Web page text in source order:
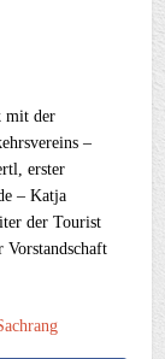
mit der
–
erster
– Katja
der Tourist
Vorstandschaft